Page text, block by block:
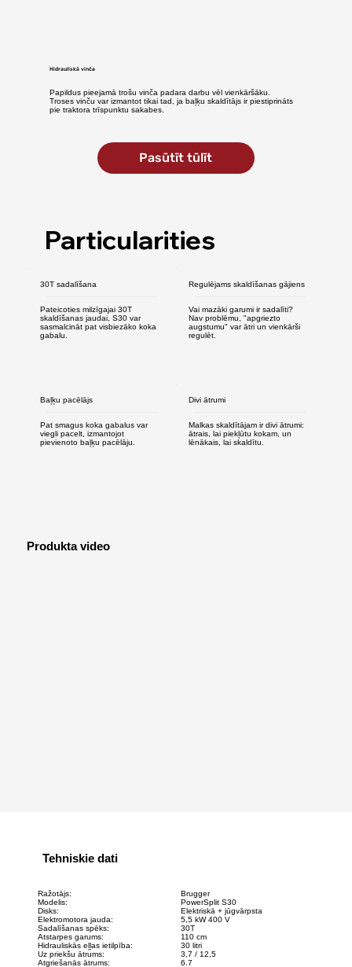
Pasūtīt tūlīt
Hidrauliskā vinča
Papildus pieejamā trošu vinča padara darbu vēl vienkāršāku.
Troses vinču var izmantot tikai tad, ja baļķu skaldītājs ir piestiprināts
pie traktora trīspunktu sakabes.
Particularities
30T sadalīšana
Pateicoties milzīgajai 30T
skaldīšanas jaudai, S30 var
sasmalcināt pat visbiezāko koka
gabalu.
Regulējams skaldīšanas gājiens
Vai mazāki garumi ir sadalīti?
Nav problēmu, "apgriezto
augstumu" var ātri un vienkārši
regulēt.
Baļķu pacēlājs
Pat smagus koka gabalus var
viegli pacelt, izmantojot
pievienoto baļķu pacēlāju.
Divi ātrumi
Malkas skaldītājam ir divi ātrumi:
ātrais, lai piekļūtu kokam, un
lēnākais, lai skaldītu.
Produkta video
Tehniskie dati
Ražotājs:
Modelis:
Disks:
Elektromotora jauda:
Sadalīšanas spēks:
Atstarpes garums:
Hidrauliskās eļļas ietilpība:
Uz priekšu ātrums:
Atgriešanās ātrums:
Brugger
PowerSplit S30
Elektriskā + jūgvārpsta
5,5 kW 400 V
30T
110 cm
30 litri
3,7 / 12,5
6.7